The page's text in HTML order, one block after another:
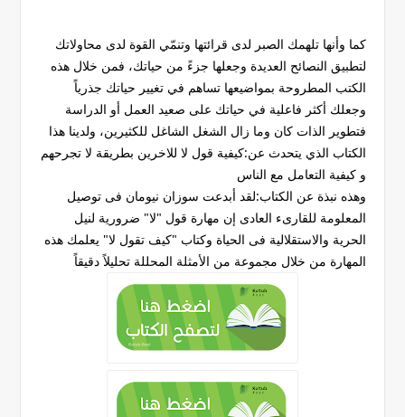
كما وأنها تلهمك الصبر لدى قرائتها وتنمّي القوة لدى محاولاتك
لتطبيق النصائح العديدة وجعلها جزءً من حياتك، فمن خلال هذه
الكتب المطروحة بمواضيعها تساهم في تغيير حياتك جذرياً
وجعلك أكثر فاعلية في حياتك على صعيد العمل أو الدراسة
فتطوير الذات كان وما زال الشغل الشاغل للكثيرين، ولدينا هذا
الكتاب الذي يتحدث عن:كيفية قول لا للاخرين بطريقة لا تجرحهم
و كيفية التعامل مع الناس
وهذه نبذة عن الكتاب:لقد أبدعت سوزان نيومان فى توصيل
المعلومة للقارىء العادى إن مهارة قول "لا" ضرورية لنيل
الحرية والاستقلالية فى الحياة وكتاب "كيف تقول لا" يعلمك هذه
المهارة من خلال مجموعة من الأمثلة المحللة تحليلاً دقيقاً